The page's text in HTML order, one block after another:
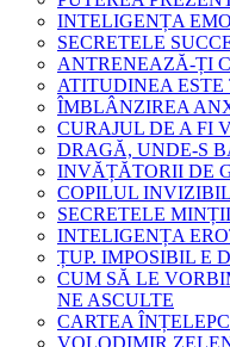
INTELIGENȚA
SECRETELE
ANTRENEAZĂ-ȚI
ATITUDINEA ESTE
ÎMBLÂNZIREA
CURAJUL DE A FI
DRAGĂ, UNDE-S
INVĂȚĂTORII DE
COPILUL INVIZIBIL
SECRETELE
INTELIGENȚA
ȚUP. IMPOSIBIL E
CUM SĂ LE
NE ASCULTE
CARTEA